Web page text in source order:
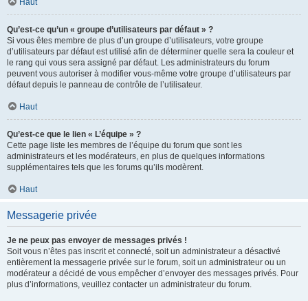
Haut
Qu’est-ce qu’un « groupe d’utilisateurs par défaut » ?
Si vous êtes membre de plus d’un groupe d’utilisateurs, votre groupe
d’utilisateurs par défaut est utilisé afin de déterminer quelle sera la couleur et
le rang qui vous sera assigné par défaut. Les administrateurs du forum
peuvent vous autoriser à modifier vous-même votre groupe d’utilisateurs par
défaut depuis le panneau de contrôle de l’utilisateur.
Haut
Qu’est-ce que le lien « L’équipe » ?
Cette page liste les membres de l’équipe du forum que sont les
administrateurs et les modérateurs, en plus de quelques informations
supplémentaires tels que les forums qu’ils modèrent.
Haut
Messagerie privée
Je ne peux pas envoyer de messages privés !
Soit vous n’êtes pas inscrit et connecté, soit un administrateur a désactivé
entièrement la messagerie privée sur le forum, soit un administrateur ou un
modérateur a décidé de vous empêcher d’envoyer des messages privés. Pour
plus d’informations, veuillez contacter un administrateur du forum.